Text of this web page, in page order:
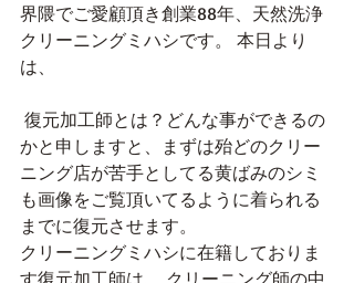
界隈でご愛顧頂き創業88年、天然洗浄
クリーニングミハシです。 本日より
は、
かと申しますと、まずは殆どのクリー
ニング店が苦手としてる黄ばみのシミ
も画像をご覧頂いてるように着られる
までに復元させます。
クリーニングミハシに在籍しておりま